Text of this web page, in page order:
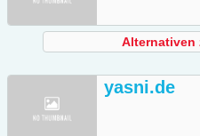
Alternativen
yasni.de